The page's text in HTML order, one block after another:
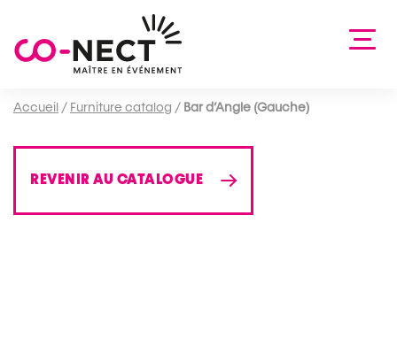
Accueil / Furniture catalog / Bar d’Angle (Gauche)
REVENIR AU CATALOGUE